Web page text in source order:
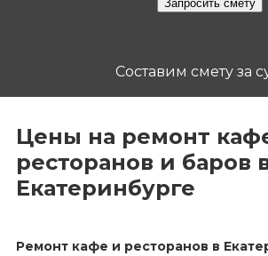
Составим смету за
Цены на ремонт
ресторанов и баров
Екатеринбурге
Ремонт кафе и ресторанов в